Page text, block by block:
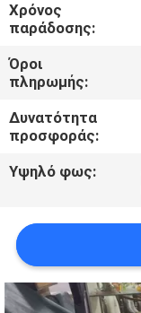
ΕΠΑΦΉ
ΜΕ
BLOG
ΖΗΤΉΣΤΕ
NEWS
Χρόνος
παράδοσης:
Όροι
πληρωμής:
Δυνατότητα
προσφοράς:
Υψηλό φως: